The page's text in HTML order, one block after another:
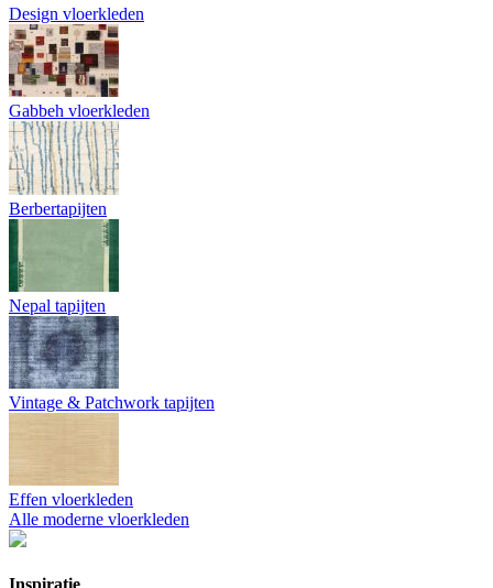
Design vloerkleden
Gabbeh vloerkleden
Berbertapijten
Nepal tapijten
Vintage & Patchwork tapijten
Effen vloerkleden
Alle moderne vloerkleden